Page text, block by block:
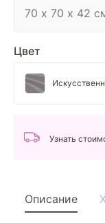
Цвет
Узнать
Описание